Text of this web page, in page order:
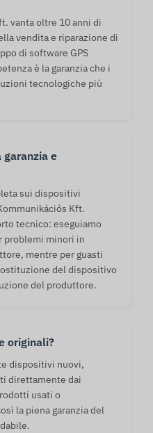
vanta oltre 10 anni di
vendita e riparazione di
di software GPS
è la garanzia che i
tecnologiche più
garanzia e
sui dispositivi
Kft.
tecnico: eseguiamo
problemi minori in
mentre per guasti
del dispositivo
del produttore.
originali?
dispositivi nuovi,
direttamente dai
usati o
la piena garanzia del